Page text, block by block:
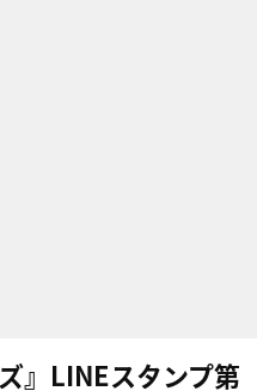
』LINEスタンプ第